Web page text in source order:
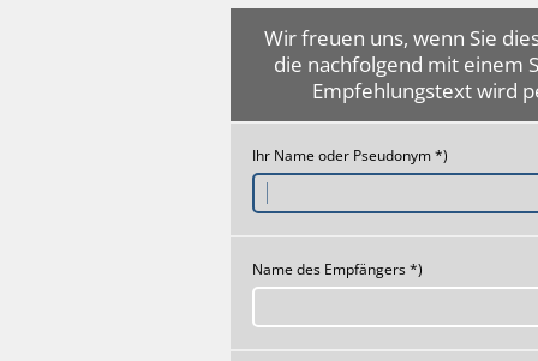
Wir freuen uns, wenn Sie
die nachfolgend mit einem
Empfehlungstext wird
Ihr Name oder Pseudonym *)
Name des Empfängers *)